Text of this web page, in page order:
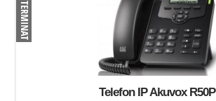
Telefon IP Akuvox R50P